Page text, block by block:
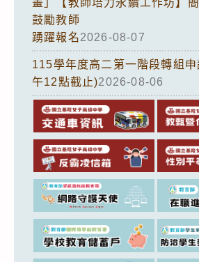
鼓勵教師
踴躍報名2026-08-07
115學年度高二第一階段轉組
午12點截止)2026-08-06